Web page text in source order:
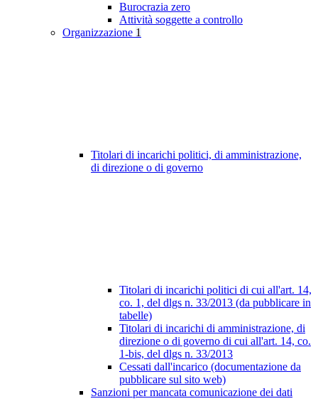
Burocrazia zero
Attività soggette a controllo
Organizzazione 1
Titolari di incarichi politici, di amministrazione,
di direzione o di governo
Titolari di incarichi politici di cui all'art. 14,
co. 1, del dlgs n. 33/2013 (da pubblicare in
tabelle)
Titolari di incarichi di amministrazione, di
direzione o di governo di cui all'art. 14, co.
1-bis, del dlgs n. 33/2013
Cessati dall'incarico (documentazione da
pubblicare sul sito web)
Sanzioni per mancata comunicazione dei dati